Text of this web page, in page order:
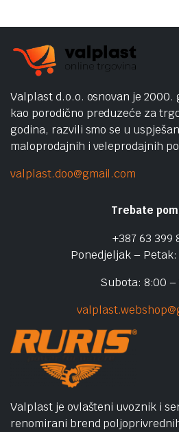
Valplast d.o.o. osnovan je
kao porodično preduzeće za
godina, razvili smo se u
maloprodajnih i veleprodajnih
valplast.doo@gmail.com
Trebate
+387 63 399
Ponedjeljak –
Subota: 8:00 –
Valplast je ovlašteni uvoznik i
renomirani brend